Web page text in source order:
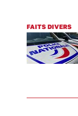
FAITS DIVERS